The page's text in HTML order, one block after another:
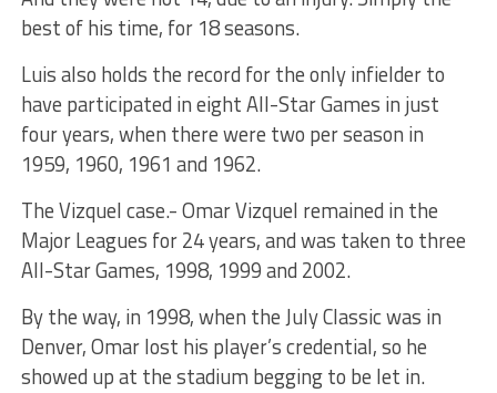
best of his time, for 18 seasons.
Luis also holds the record for the only infielder to
have participated in eight All-Star Games in just
four years, when there were two per season in
1959, 1960, 1961 and 1962.
The Vizquel case.- Omar Vizquel remained in the
Major Leagues for 24 years, and was taken to three
All-Star Games, 1998, 1999 and 2002.
By the way, in 1998, when the July Classic was in
Denver, Omar lost his player’s credential, so he
showed up at the stadium begging to be let in.